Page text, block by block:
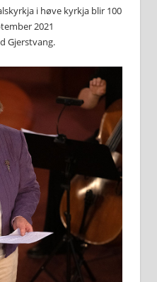
i høve kyrkja blir 100
2021
Gjerstvang.